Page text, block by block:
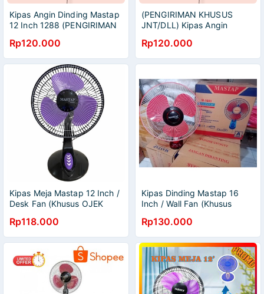
Kipas Angin Dinding Mastap
12 Inch 1288 (PENGIRIMAN
Rp120.000
(PENGIRIMAN KHUSUS
JNT/DLL) Kipas Angin
1288
Rp120.000
Kipas Meja Mastap 12 Inch /
Desk Fan (Khusus OJEK
Rp118.000
Kipas Dinding Mastap 16
Inch / Wall Fan (Khusus
Rp130.000